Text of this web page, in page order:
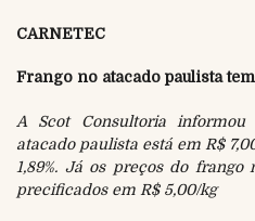
CARNETEC
Frango no atacado paulista
A Scot Consultoria
atacado paulista está em R$
1,89%. Já os preços do
precificados em R$ 5,00/kg